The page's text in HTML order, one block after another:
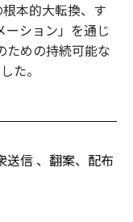
本的大転換、す
ーション」を通じ
ための持続可能な
た。
送信 、翻案、配布